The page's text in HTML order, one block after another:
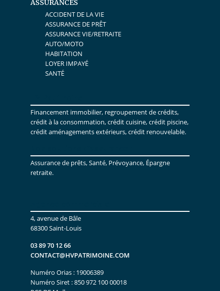
ASSURANCES
ACCIDENT DE LA VIE
ASSURANCE DE PRÊT
ASSURANCE VIE/RETRAITE
AUTO/MOTO
HABITATION
LOYER IMPAYÉ
SANTÉ
Financement immobilier, regroupement de crédits,
crédit à la consommation, crédit cuisine, crédit piscine,
crédit aménagements extérieurs, crédit renouvelable.
Assurance de prêts, Santé, Prévoyance, Épargne
retraite.
4, avenue de Bâle
68300 Saint-Louis
03 89 70 12 66
CONTACT@HVPATRIMOINE.COM
Numéro Orias : 19006389
Numéro Siret : 850 972 100 00018